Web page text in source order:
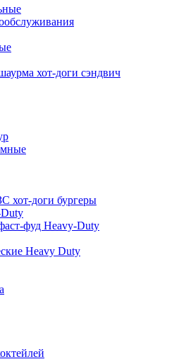
хот-доги сэндвич
хот-доги бургеры
фуд Heavy-Duty
Heavy Duty